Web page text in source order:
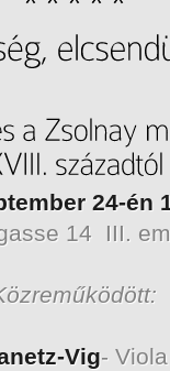
24-én
14 III.
Vig-